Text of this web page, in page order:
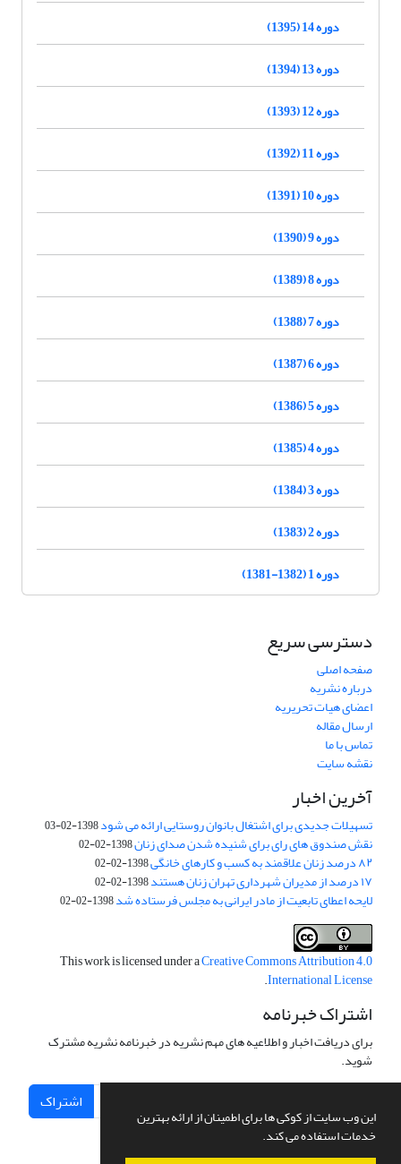
این وب سایت از کوکی ها برای اطمینان از ارائه بهترین
خدمات استفاده می کند.
دوره 14 (1395)
دوره 13 (1394)
دوره 12 (1393)
دوره 11 (1392)
دوره 10 (1391)
دوره 9 (1390)
دوره 8 (1389)
دوره 7 (1388)
دوره 6 (1387)
دوره 5 (1386)
دوره 4 (1385)
دوره 3 (1384)
دوره 2 (1383)
دوره 1 (1382-1381)
دسترسی سریع
صفحه اصلی
درباره نشریه
اعضای هیات تحریریه
ارسال مقاله
تماس با ما
نقشه سایت
آخرین اخبار
تسهیلات جدیدی برای اشتغال بانوان روستایی ارائه می شود1398-02-03
نقش صندوق های رای برای شنیده شدن صدای زنان1398-02-02
۸۲ درصد زنان علاقمند به کسب و کارهای خانگی 1398-02-02
۱۷ درصد از مدیران شهرداری تهران زنان هستند 1398-02-02
لایحه اعطای تابعیت از مادر ایرانی به مجلس فرستاده شد1398-02-02
This work is licensed under aCreative Commons Attribution 4.0
International License
.
اشتراک خبرنامه
برای دریافت اخبار و اطلاعیه های مهم نشریه در خبرنامه نشریه مشترک
شوید.
اشتراک